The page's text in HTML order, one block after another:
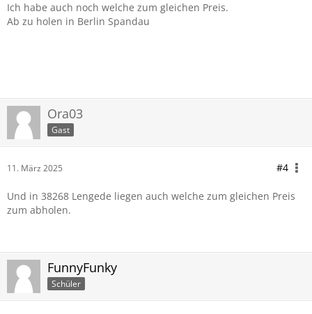
Ich habe auch noch welche zum gleichen Preis.
Ab zu holen in Berlin Spandau
Ora03
Gast
11. März 2025 #4
Und in 38268 Lengede liegen auch welche zum gleichen Preis
zum abholen.
FunnyFunky
Schüler